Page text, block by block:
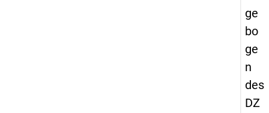
ge
bo
ge
n
des
DZ